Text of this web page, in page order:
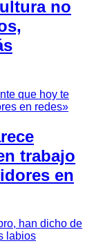
no
trabajo
en